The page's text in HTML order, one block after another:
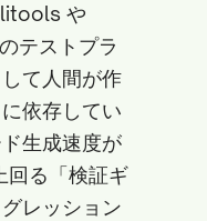
や
テストプラ
て人間が作
依存してい
生成速度が
回る「検証ギ
レッション